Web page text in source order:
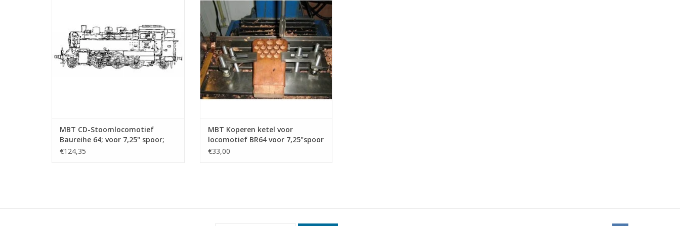
MBT CD-Stoomlocomotief
Baureihe 64; voor 7,25" spoor;
Autocad tekening -
€124,35
1 (20.20.009/A)
TOEVOEGEN AAN WINKELWAGEN
MBT Koperen ketel voor
locomotief BR64 voor 7,25"spoor
- Bouwtekening Schaal 1 : 1
€33,00